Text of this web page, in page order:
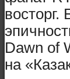
восторг.
Dawn of
на